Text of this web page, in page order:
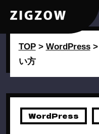
TOP> WordPress>
い方
WordPress